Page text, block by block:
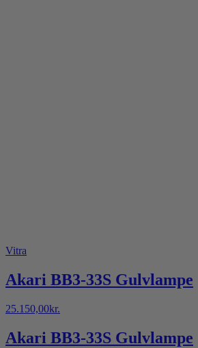
Vitra
Akari BB3-33S Gulvlampe
25.150,00kr.
Akari BB3-33S Gulvlampe